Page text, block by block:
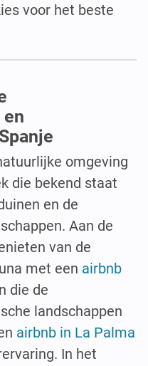
voor het beste
omgeving
die bekend staat
en de
Aan de
van de
met een airbnb
die de
landschappen
airbnb in La Palma
In het